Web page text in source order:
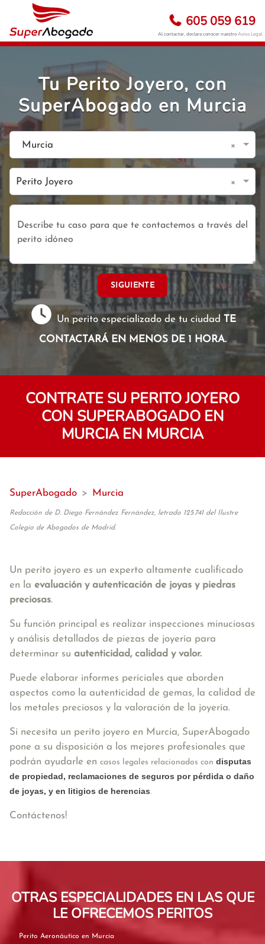
605 059 619
Al contactar, declara conocer nuestroAviso Legal
Tu Perito Joyero, con
SuperAbogado en Murcia
Murcia ×
Perito Joyero ×
SIGUIENTE
Un perito especializado de tu ciudad TE
CONTACTARÁ EN MENOS DE 1 HORA.
CONTRATE SU PERITO JOYERO
CON SUPERABOGADO EN
MURCIA EN MURCIA
SuperAbogado > Murcia
Redacción de D. Diego Fernández Fernández, letrado 125.741 del Ilustre
Colegio de Abogados de Madrid.
Un perito joyero es un experto altamente cualificado
en la evaluación y autenticación de joyas y piedras
preciosas.
Su función principal es realizar inspecciones minuciosas
y análisis detallados de piezas de joyería para
determinar su autenticidad, calidad y valor.
Puede elaborar informes periciales que aborden
aspectos como la autenticidad de gemas, la calidad de
los metales preciosos y la valoración de la joyería.
Si necesita un perito joyero en Murcia, SuperAbogado
pone a su disposición a los mejores profesionales que
podrán ayudarle en casos legales relacionados con disputas
de propiedad, reclamaciones de seguros por pérdida o daño
de joyas, y en litigios de herencias.
Contáctenos!
OTRAS ESPECIALIDADES EN LAS QUE
LE OFRECEMOS PERITOS
Perito Aeronáutico en Murcia